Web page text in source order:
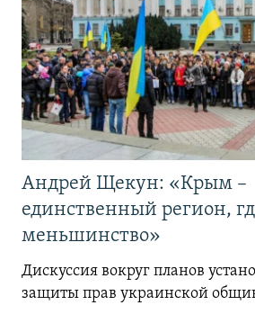
Андрей Щекун: «Крым –
единственный регион,
меньшинство»
Дискуссия вокруг планов
защиты прав украинской